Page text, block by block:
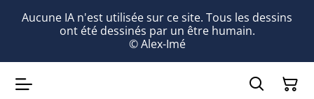
Aucune IA n'est utilisée sur ce site. Tous les dessins
ont été dessinés par un être humain.
© Alex-Imé